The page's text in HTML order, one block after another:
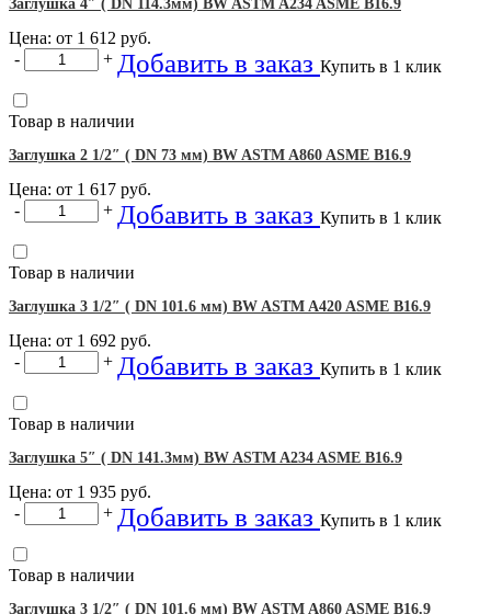
Заглушка 4″ ( DN 114.3мм) BW ASTM A234 ASME B16.9
Цена: от 1 612 руб.
-
+ Добавить в заказ Купить в 1 клик
Товар в наличии
Заглушка 2 1/2″ ( DN 73 мм) BW ASTM A860 ASME B16.9
Цена: от 1 617 руб.
-
+ Добавить в заказ Купить в 1 клик
Товар в наличии
Заглушка 3 1/2″ ( DN 101.6 мм) BW ASTM A420 ASME B16.9
Цена: от 1 692 руб.
-
+ Добавить в заказ Купить в 1 клик
Товар в наличии
Заглушка 5″ ( DN 141.3мм) BW ASTM A234 ASME B16.9
Цена: от 1 935 руб.
-
+ Добавить в заказ Купить в 1 клик
Товар в наличии
Заглушка 3 1/2″ ( DN 101.6 мм) BW ASTM A860 ASME B16.9